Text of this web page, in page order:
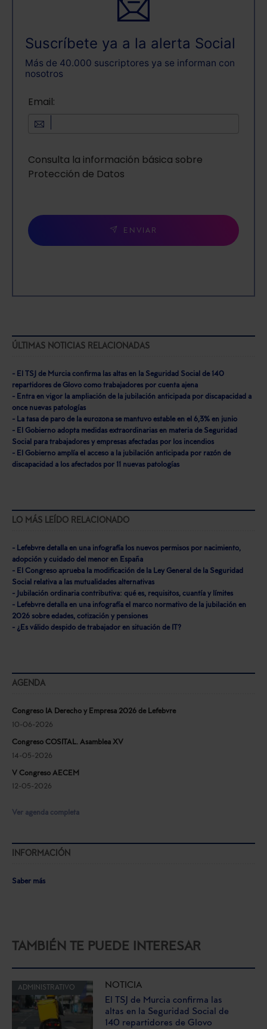
Suscríbete ya a la alerta Social
Más de 40.000 suscriptores ya se informan con
nosotros
Email:
Consulta la información básica sobre
Protección de Datos
ENVIAR
ÚLTIMAS NOTICIAS RELACIONADAS
- El TSJ de Murcia confirma las altas en la Seguridad Social de 140
repartidores de Glovo como trabajadores por cuenta ajena
- Entra en vigor la ampliación de la jubilación anticipada por discapacidad a
once nuevas patologías
- La tasa de paro de la eurozona se mantuvo estable en el 6,3% en junio
- El Gobierno adopta medidas extraordinarias en materia de Seguridad
Social para trabajadores y empresas afectadas por los incendios
- El Gobierno amplía el acceso a la jubilación anticipada por razón de
discapacidad a los afectados por 11 nuevas patologías
LO MÁS LEÍDO RELACIONADO
- Lefebvre detalla en una infografía los nuevos permisos por nacimiento,
adopción y cuidado del menor en España
- El Congreso aprueba la modificación de la Ley General de la Seguridad
Social relativa a las mutualidades alternativas
- Jubilación ordinaria contributiva: qué es, requisitos, cuantía y límites
- Lefebvre detalla en una infografía el marco normativo de la jubilación en
2026 sobre edades, cotización y pensiones
- ¿Es válido despido de trabajador en situación de IT?
AGENDA
Congreso IA Derecho y Empresa 2026 de Lefebvre
10-06-2026
Congreso COSITAL. Asamblea XV
14-05-2026
V Congreso AECEM
12-05-2026
Ver agenda completa
INFORMACIÓN
Saber más
TAMBIÉN TE PUEDE INTERESAR
ADMINISTRATIVO
NOTICIA
El TSJ de Murcia confirma las
altas en la Seguridad Social de
140 repartidores de Glovo